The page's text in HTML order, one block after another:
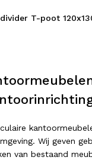
T-poot
Wij geven
van bestaand